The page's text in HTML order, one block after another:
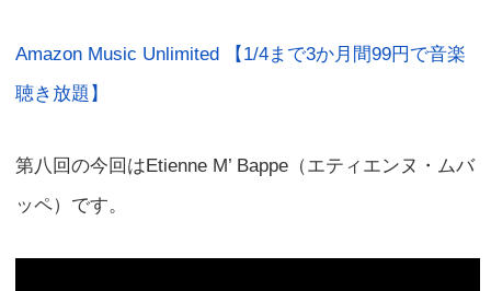
Amazon Music Unlimited 【1/4まで3か月間99円で音楽
聴き放題】
第八回の今回はEtienne M’ Bappe（エティエンヌ・ムバ
ッペ）です。